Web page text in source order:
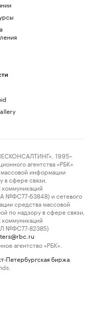
1995–
агентства «РБК»
информации
в сфере связи,
№ФС77-63848) и сетевого
средства массовой
по надзору в сфере связи,
№ФС77-82385)
агентство «РБК».
Петербургская биржа